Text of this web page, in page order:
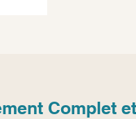
Complet